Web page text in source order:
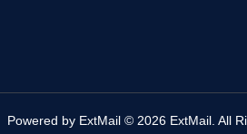
Powered by ExtMail © 2026 ExtMail. All